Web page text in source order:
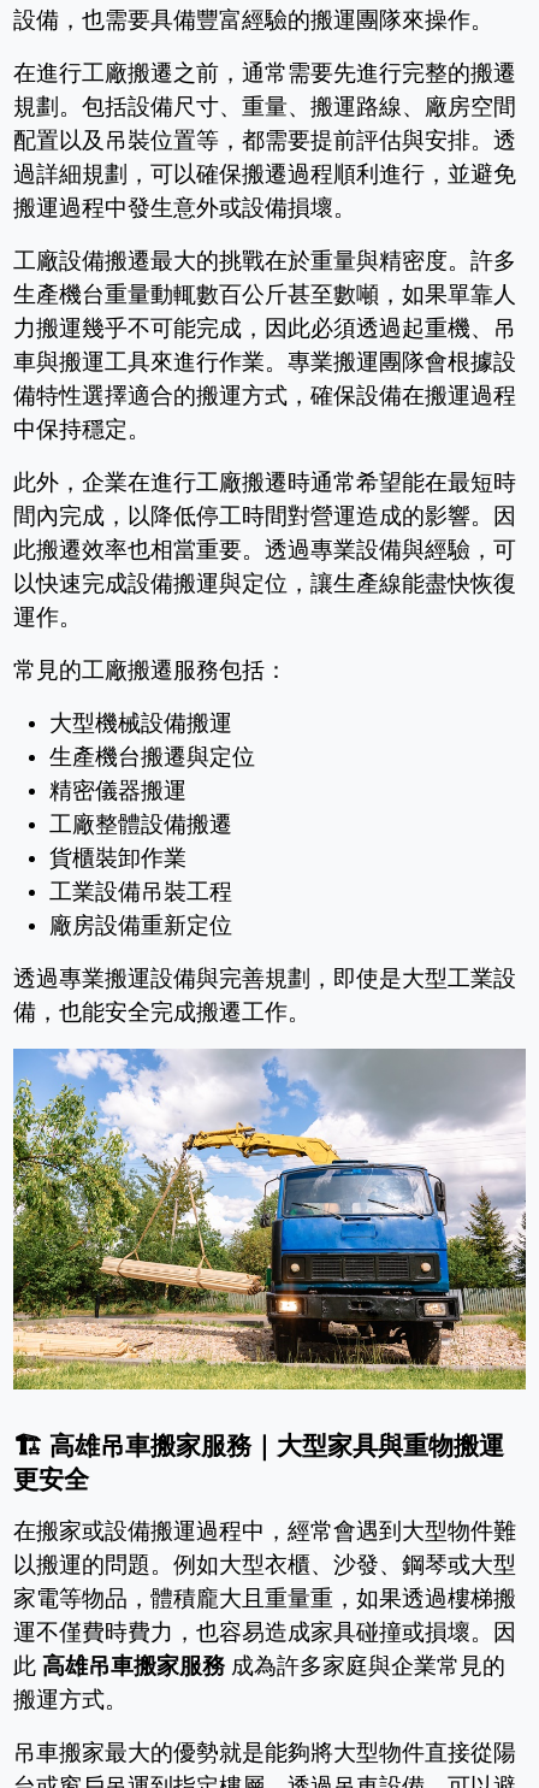
設備，也需要具備豐富經驗的搬運團隊來操作。
在進行工廠搬遷之前，通常需要先進行完整的搬遷
規劃。包括設備尺寸、重量、搬運路線、廠房空間
配置以及吊裝位置等，都需要提前評估與安排。透
過詳細規劃，可以確保搬遷過程順利進行，並避免
搬運過程中發生意外或設備損壞。
工廠設備搬遷最大的挑戰在於重量與精密度。許多
生產機台重量動輒數百公斤甚至數噸，如果單靠人
力搬運幾乎不可能完成，因此必須透過起重機、吊
車與搬運工具來進行作業。專業搬運團隊會根據設
備特性選擇適合的搬運方式，確保設備在搬運過程
中保持穩定。
此外，企業在進行工廠搬遷時通常希望能在最短時
間內完成，以降低停工時間對營運造成的影響。因
此搬遷效率也相當重要。透過專業設備與經驗，可
以快速完成設備搬運與定位，讓生產線能盡快恢復
運作。
常見的工廠搬遷服務包括：
大型機械設備搬運
生產機台搬遷與定位
精密儀器搬運
工廠整體設備搬遷
貨櫃裝卸作業
工業設備吊裝工程
廠房設備重新定位
透過專業搬運設備與完善規劃，即使是大型工業設
備，也能安全完成搬遷工作。
🏗 ️高雄吊車搬家服務｜大型家具與重物搬運
更安全
在搬家或設備搬運過程中，經常會遇到大型物件難
以搬運的問題。例如大型衣櫃、沙發、鋼琴或大型
家電等物品，體積龐大且重量重，如果透過樓梯搬
運不僅費時費力，也容易造成家具碰撞或損壞。因
此 高雄吊車搬家服務 成為許多家庭與企業常見的
搬運方式。
吊車搬家最大的優勢就是能夠將大型物件直接從陽